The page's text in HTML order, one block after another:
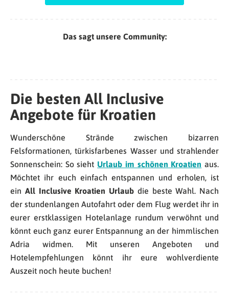
Das sagt unsere Community:
Die besten All Inclusive
Angebote für Kroatien
Wunderschöne Strände zwischen bizarren
Felsformationen, türkisfarbenes Wasser und strahlender
Sonnenschein: So sieht Urlaub im schönen Kroatien aus.
Möchtet ihr euch einfach entspannen und erholen, ist
ein All Inclusive Kroatien Urlaub die beste Wahl. Nach
der stundenlangen Autofahrt oder dem Flug werdet ihr in
eurer erstklassigen Hotelanlage rundum verwöhnt und
könnt euch ganz eurer Entspannung an der himmlischen
Adria widmen. Mit unseren Angeboten und
Hotelempfehlungen könnt ihr eure wohlverdiente
Auszeit noch heute buchen!